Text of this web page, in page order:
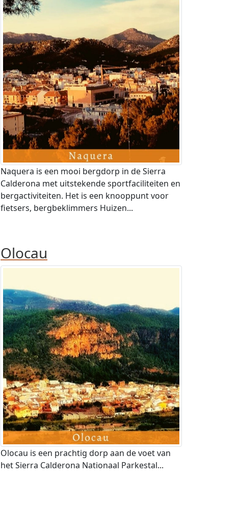
Naquera is een mooi bergdorp in de Sierra
Calderona met uitstekende sportfaciliteiten en
bergactiviteiten. Het is een knooppunt voor
fietsers, bergbeklimmers Huizen...
Olocau
Olocau is een prachtig dorp aan de voet van
het Sierra Calderona Nationaal Parkestal...